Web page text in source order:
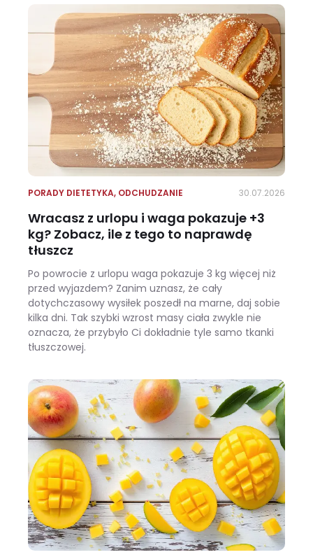
PORADY DIETETYKA, ODCHUDZANIE 30.07.2026
Wracasz z urlopu i waga pokazuje +3
kg? Zobacz, ile z tego to naprawdę
tłuszcz
Po powrocie z urlopu waga pokazuje 3 kg więcej niż
przed wyjazdem? Zanim uznasz, że cały
dotychczasowy wysiłek poszedł na marne, daj sobie
kilka dni. Tak szybki wzrost masy ciała zwykle nie
oznacza, że przybyło Ci dokładnie tyle samo tkanki
tłuszczowej.